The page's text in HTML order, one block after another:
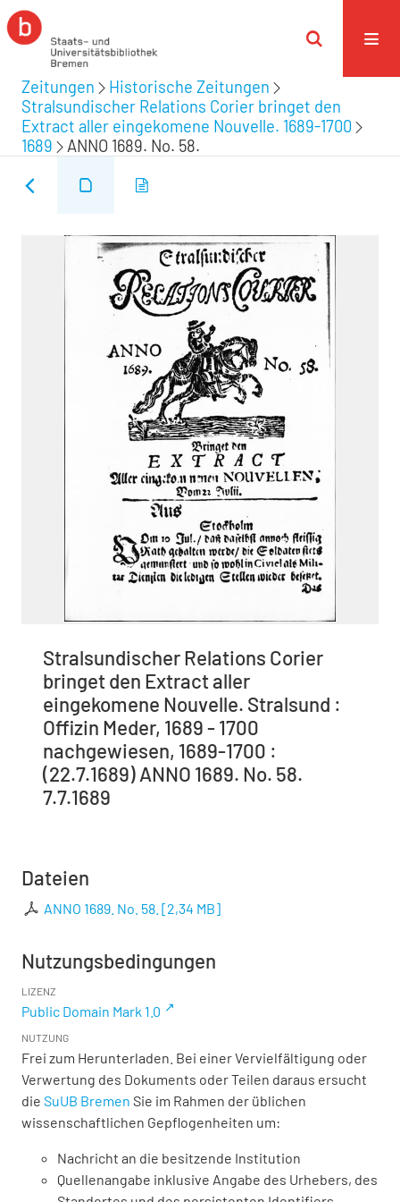
Zeitungen
Historische Zeitungen
Stralsundischer Relations Corier bringet den
Extract aller eingekomene Nouvelle. 1689-1700
1689
ANNO 1689. No. 58.
Stralsundischer Relations Corier
bringet den Extract aller
eingekomene Nouvelle. Stralsund :
Offizin Meder, 1689 - 1700
nachgewiesen, 1689-1700 :
(22.7.1689) ANNO 1689. No. 58.
7.7.1689
Dateien
ANNO 1689. No. 58. [2,34 MB]
Nutzungsbedingungen
LIZENZ
Public Domain Mark 1.0
NUTZUNG
Frei zum Herunterladen. Bei einer Vervielfältigung oder
Verwertung des Dokuments oder Teilen daraus ersucht
die SuUB Bremen Sie im Rahmen der üblichen
wissenschaftlichen Gepflogenheiten um:
Nachricht an die besitzende Institution
Quellenangabe inklusive Angabe des Urhebers, des